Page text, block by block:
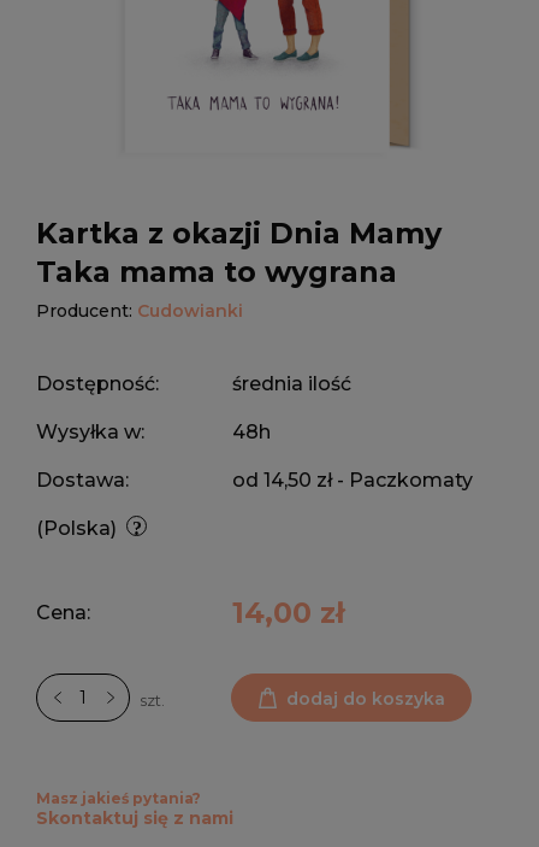
Kartka z okazji Dnia Mamy
Taka mama to wygrana
Producent: Cudowianki
Dostępność: średnia ilość
Wysyłka w: 48h
Dostawa: od 14,50 zł - Paczkomaty
(Polska)
Cena: 14,00 zł
szt. dodaj do koszyka
Masz jakieś pytania?
Skontaktuj się z nami